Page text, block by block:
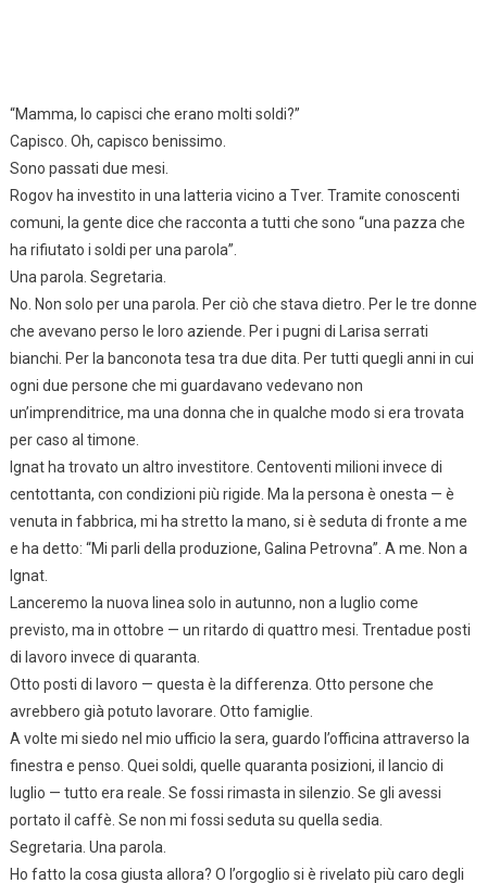
“Mamma, lo capisci che erano molti soldi?”
Capisco. Oh, capisco benissimo.
Sono passati due mesi.
Rogov ha investito in una latteria vicino a Tver. Tramite conoscenti
comuni, la gente dice che racconta a tutti che sono “una pazza che
ha rifiutato i soldi per una parola”.
Una parola. Segretaria.
No. Non solo per una parola. Per ciò che stava dietro. Per le tre donne
che avevano perso le loro aziende. Per i pugni di Larisa serrati
bianchi. Per la banconota tesa tra due dita. Per tutti quegli anni in cui
ogni due persone che mi guardavano vedevano non
un’imprenditrice, ma una donna che in qualche modo si era trovata
per caso al timone.
Ignat ha trovato un altro investitore. Centoventi milioni invece di
centottanta, con condizioni più rigide. Ma la persona è onesta — è
venuta in fabbrica, mi ha stretto la mano, si è seduta di fronte a me
e ha detto: “Mi parli della produzione, Galina Petrovna”. A me. Non a
Ignat.
Lanceremo la nuova linea solo in autunno, non a luglio come
previsto, ma in ottobre — un ritardo di quattro mesi. Trentadue posti
di lavoro invece di quaranta.
Otto posti di lavoro — questa è la differenza. Otto persone che
avrebbero già potuto lavorare. Otto famiglie.
A volte mi siedo nel mio ufficio la sera, guardo l’officina attraverso la
finestra e penso. Quei soldi, quelle quaranta posizioni, il lancio di
luglio — tutto era reale. Se fossi rimasta in silenzio. Se gli avessi
portato il caffè. Se non mi fossi seduta su quella sedia.
Segretaria. Una parola.
Ho fatto la cosa giusta allora? O l’orgoglio si è rivelato più caro degli